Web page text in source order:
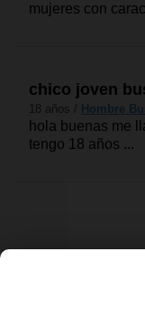
mujeres con
chico joven
18 años / Hombre
hola buenas me
tengo 18 años ...